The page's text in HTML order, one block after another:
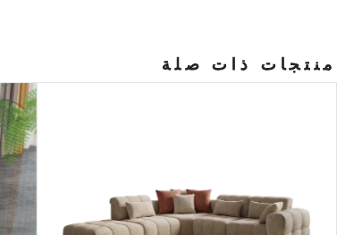
منتجات ذات صلة